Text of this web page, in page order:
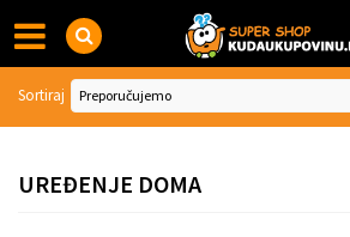
UREĐENJE DOMA
Sortiraj